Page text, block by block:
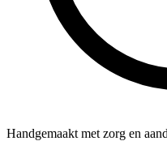
Handgemaakt met zorg en